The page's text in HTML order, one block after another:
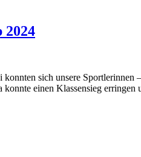
2024
sich unsere
einen Klassensieg erringen